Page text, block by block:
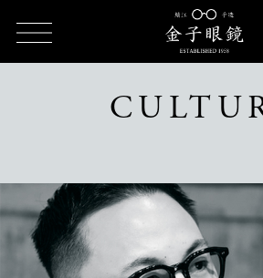
CULTURE（カルチャー）